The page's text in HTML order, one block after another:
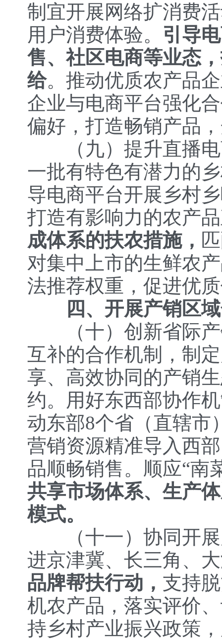
制宜开展网络扩消费
用户消费体验。 引导
售、社区电商等业态
给。推动优质农产品
企业与电商平台强化
偏好，打造畅销产品
（九）提升直播
一批有特色有潜力的
导电商平台开展乡村
打造有影响力的农产
成体系的扶农措施，
对集中上市的生鲜农
法推荐权重，促进优
四、开展产销区
（十）创新省际
互补的合作机制，制
享、高效协同的产销
约。用好东西部协作
动东部8个省（直辖市
营销资源精准导入西
品顺畅销售。顺应“南
共享市场体系、生产
模式。
（十一）协同开
进京津冀、长三角、
品牌帮扶行动， 支持
机农产品，落实评价
持乡村产业振兴政策